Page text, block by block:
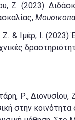
Ζ. (2023).
Ζ. & Ιμέρ, Ι.
Ρ.,
στην κοινότητα